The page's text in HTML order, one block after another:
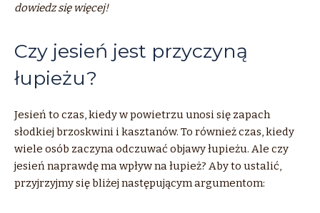
dowiedz się więcej!
Czy jesień jest przyczyną
łupieżu?
Jesień to czas, kiedy w powietrzu unosi się zapach
słodkiej brzoskwini i kasztanów. To również czas, kiedy
wiele osób zaczyna odczuwać objawy łupieżu. Ale czy
jesień naprawdę ma wpływ na łupież? Aby to ustalić,
przyjrzyjmy się bliżej następującym argumentom: